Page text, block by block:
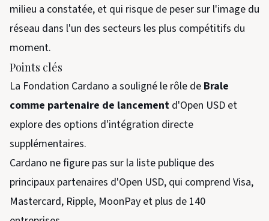
milieu a constatée, et qui risque de peser sur l'image du
réseau dans l'un des secteurs les plus compétitifs du
moment.
Points clés
La Fondation Cardano a souligné le rôle de Brale
comme partenaire de lancement d'Open USD et
explore des options d'intégration directe
supplémentaires.
Cardano ne figure pas sur la liste publique des
principaux partenaires d'Open USD, qui comprend Visa,
Mastercard, Ripple, MoonPay et plus de 140